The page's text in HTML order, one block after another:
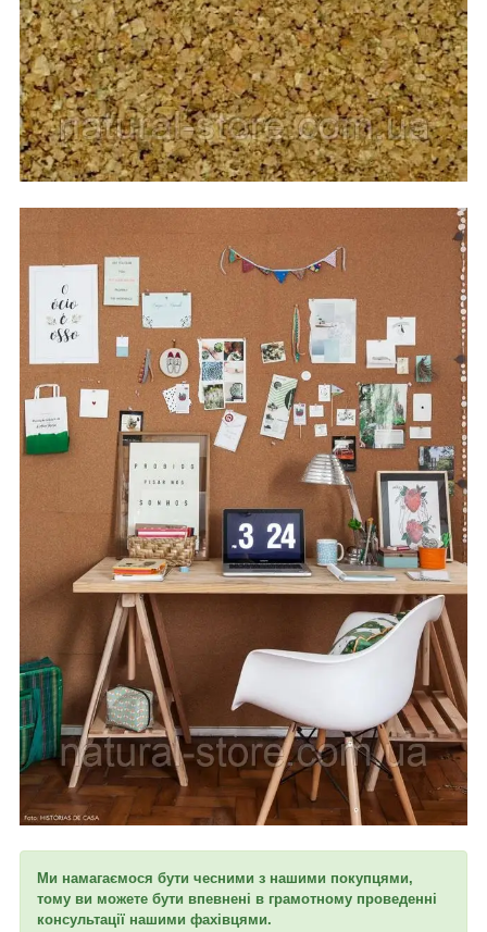
Ми намагаємося бути чесними з нашими покупцями,
тому ви можете бути впевнені в грамотному проведенні
консультації нашими фахівцями.